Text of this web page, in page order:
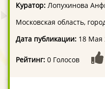
Куратор: Лопухинова
Московская область,
Дата публикации: 18 Мая
Рейтинг: 0 Голосов